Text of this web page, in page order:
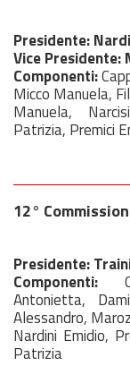
Presidente:
Vice Presidente:
Componenti:
Micco Manuela,
Manuela,
Patrizia, Premici
12°
Presidente:
Componenti:
Antonietta,
Alessandro,
Nardini Emidio,
Patrizia